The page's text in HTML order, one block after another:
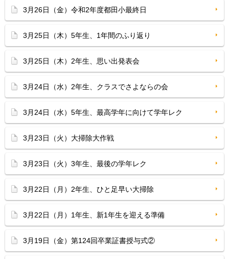
3月26日（金）令和2年度都田小最終日
3月25日（木）5年生、1年間のふり返り
3月25日（木）2年生、思い出発表会
3月24日（水）2年生、クラスでさよならの会
3月24日（水）5年生、最高学年に向けて学年レク
3月23日（火）大掃除大作戦
3月23日（火）3年生、最後の学年レク
3月22日（月）2年生、ひと足早い大掃除
3月22日（月）1年生、新1年生を迎える準備
3月19日（金）第124回卒業証書授与式②